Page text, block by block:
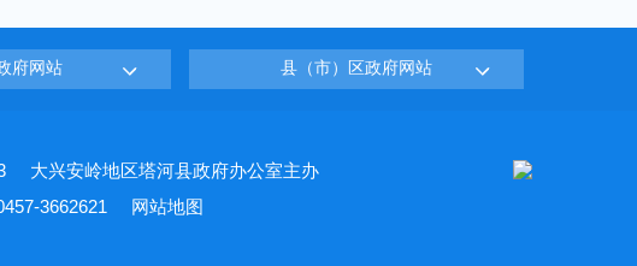
府网站 县（市）区政府网站
大兴安岭地区塔河县政府办公室主办
3662621 网站地图